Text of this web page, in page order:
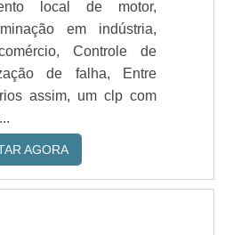
local de motor,
em indústria,
Controle de
de falha, Entre
assim, um clp com
AGORA